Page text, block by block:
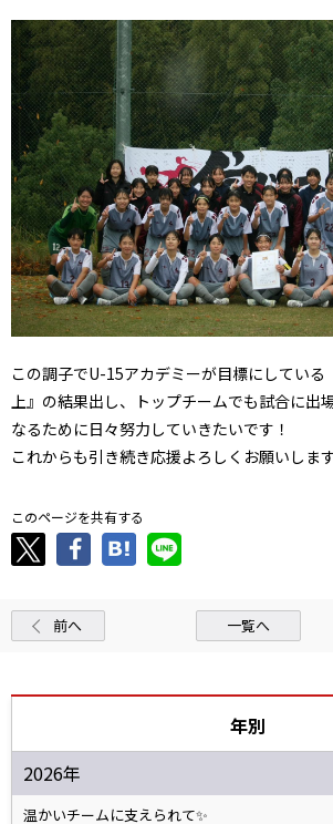
この調子でU-15アカデミーが目標にしている
上』の結果出し、トップチームでも試合に出
なるために日々努力していきたいです！
これからも引き続き応援よろしくお願いしま
このページを共有する
前へ 一覧へ
年別
2026年
温かいチームに支えられて✨️